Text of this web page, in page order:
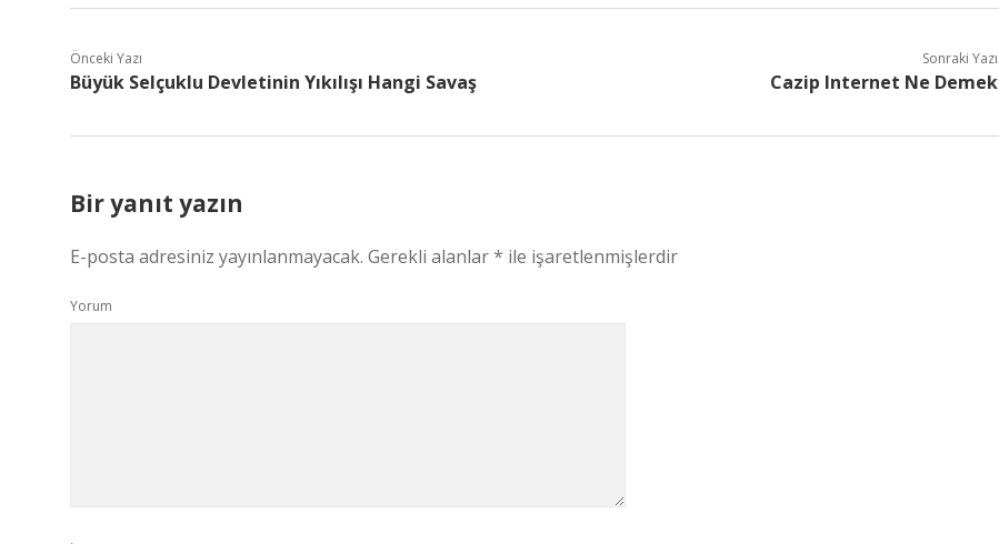
Önceki Yazı
Büyük Selçuklu Devletinin Yıkılışı Hangi Savaş
Sonraki Yazı
Cazip Internet Ne Demek
Bir yanıt yazın
E-posta adresiniz yayınlanmayacak. Gerekli alanlar* ile işaretlenmişlerdir
Yorum